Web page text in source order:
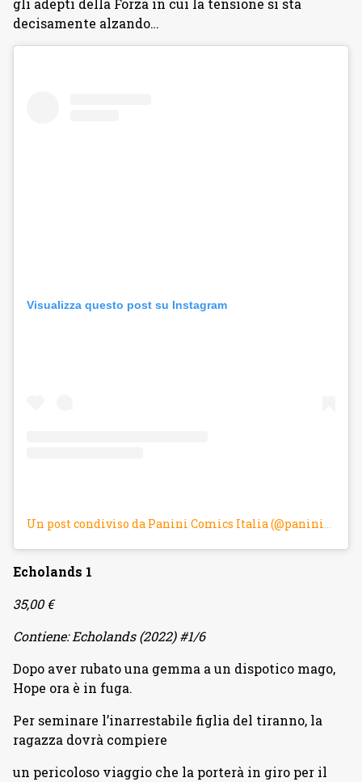
gli adepti della Forza in cui la tensione si sta
decisamente alzando…
Visualizza questo post su Instagram
Un post condiviso da Panini Comics Italia (@panini_comics)
Echolands 1
35,00 €
Contiene: Echolands (2022) #1/6
Dopo aver rubato una gemma a un dispotico mago,
Hope ora è in fuga.
Per seminare l’inarrestabile figlia del tiranno, la
ragazza dovrà compiere
un pericoloso viaggio che la porterà in giro per il